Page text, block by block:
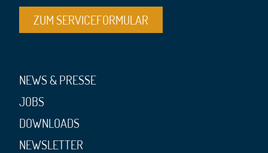
ZUM SERVICEFORMULAR
NEWS & PRESSE
JOBS
DOWNLOADS
NEWSLETTER